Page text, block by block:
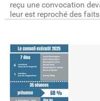
reçu une convocation
leur est reproché des